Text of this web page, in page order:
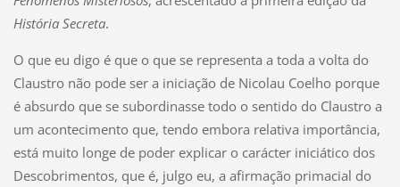
História Secreta.
O que eu digo é que o que se representa a toda a volta do
Claustro não pode ser a iniciação de Nicolau Coelho porque
é absurdo que se subordinasse todo o sentido do Claustro a
um acontecimento que, tendo embora relativa importância,
está muito longe de poder explicar o carácter iniciático dos
Descobrimentos, que é, julgo eu, a afirmação primacial do